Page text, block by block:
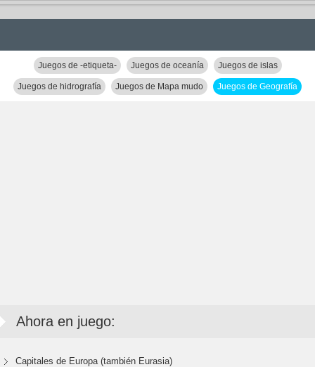
Juegos de -etiqueta- Juegos de oceanía Juegos de islas
Juegos de hidrografía Juegos de Mapa mudo Juegos de Geografía
Ahora en juego:
Capitales de Europa (también Eurasia)